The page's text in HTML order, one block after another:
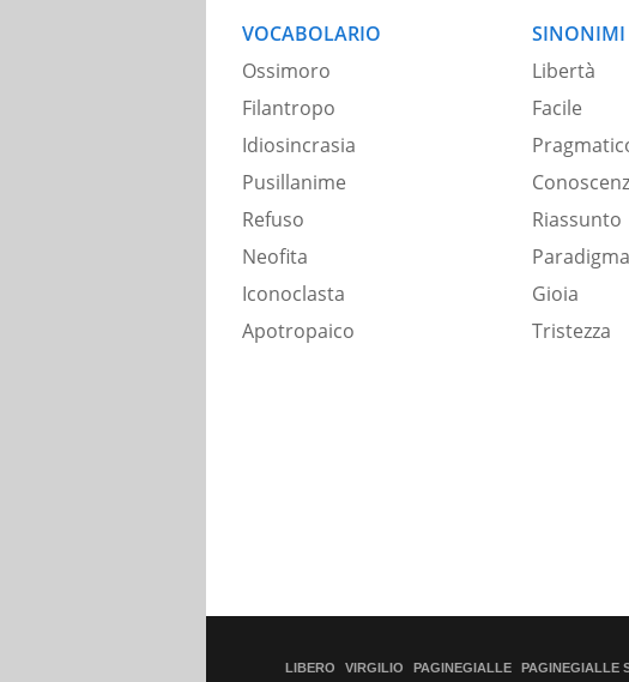
VOCABOLARIO
Ossimoro
Filantropo
Idiosincrasia
Pusillanime
Refuso
Neofita
Iconoclasta
Apotropaico
SINONIMI
Libertà
Facile
Riassunto
Paradigma
Gioia
Tristezza
LIBERO VIRGILIO PAGINEGIALLE PAGINEGIALLE